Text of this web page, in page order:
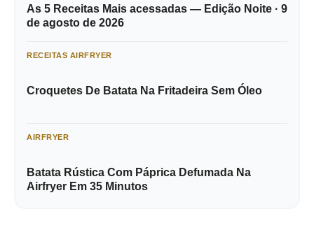
As 5 Receitas Mais acessadas — Edição Noite · 9
de agosto de 2026
RECEITAS AIRFRYER
Croquetes De Batata Na Fritadeira Sem Óleo
AIRFRYER
Batata Rústica Com Páprica Defumada Na
Airfryer Em 35 Minutos